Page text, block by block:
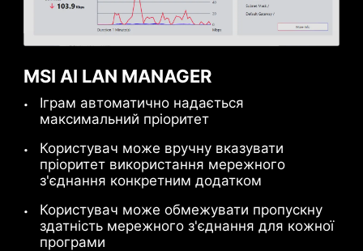
Помпа
MSI AI LAN MANAGER
Іграм автоматично надається
максимальний пріоритет
Користувач може вручну вказувати
пріоритет використання мережного
з'єднання конкретним додатком
Користувач може обмежувати пропускну
здатність мережного з'єднання для кожної
програми
MSI PCI Express Steel
Armor slots are secured to
the motherboard with
extra solder points and
heavy graphics cards.
When every advantage in
games counts, Steel
Armor shields the point of
contact from
electromagnetic
interference.